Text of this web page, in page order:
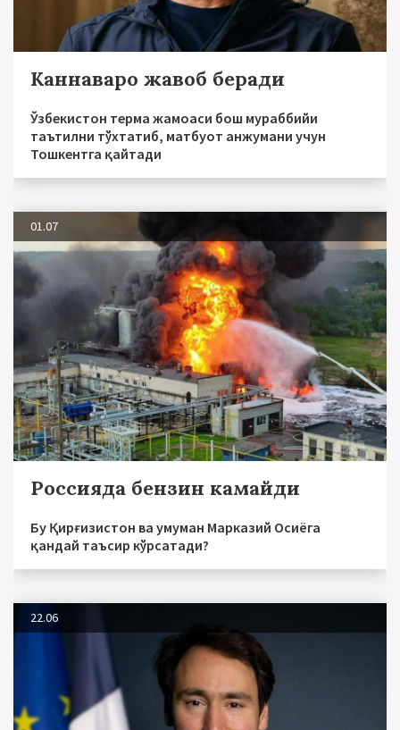
Каннаваро жавоб беради
Ўзбекистон терма жамоаси бош мураббийи
таътилни тўхтатиб, матбуот анжумани учун
Тошкентга қайтади
01.07
Россияда бензин камайди
Бу Қирғизистон ва умуман Марказий Осиёга
қандай таъсир кўрсатади?
22.06